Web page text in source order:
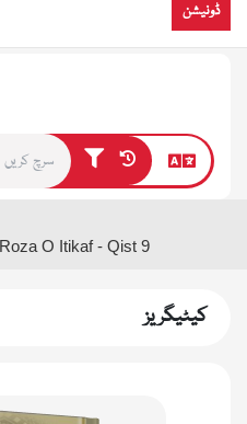
ڈونیشن
O Itikaf - Qist 9
کیٹیگریز